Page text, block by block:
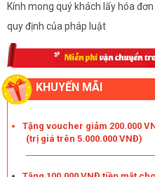
Kính mong quý khách lấy hóa
quy định của pháp luật
KHUYẾN MÃI
Tặng voucher giảm 200.000
(trị giá trên 5.000.000 VNĐ)